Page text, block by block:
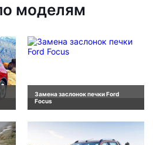
моделям
Замена заслонок печки Ford
Focus